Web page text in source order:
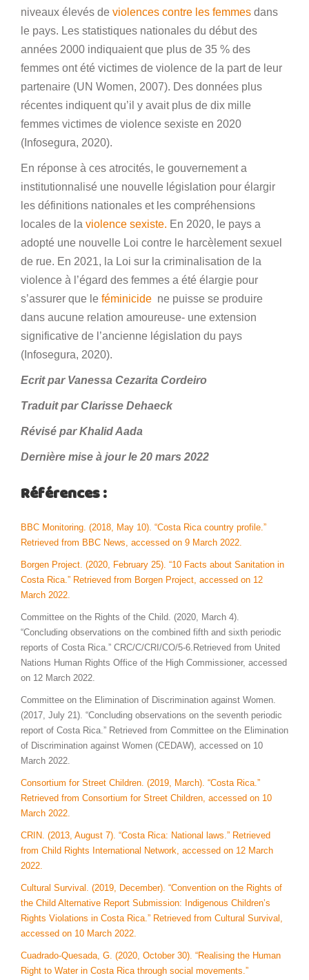
niveaux élevés de violences contre les femmes dans
le pays. Les statistiques nationales du début des
années 2000 indiquaient que plus de 35 % des
femmes ont été victimes de violence de la part de leur
partenaire (UN Women, 2007). Des données plus
récentes indiquent qu’il y avait plus de dix mille
femmes victimes de violence sexiste en 2020
(Infosegura, 2020).
En réponse à ces atrocités, le gouvernement a
institutionnalisé une nouvelle législation pour élargir
les définitions nationales et les compréhensions
locales de la violence sexiste. En 2020, le pays a
adopté une nouvelle Loi contre le harcèlement sexuel
de rue. En 2021, la Loi sur la criminalisation de la
violence à l’égard des femmes a été élargie pour
s’assurer que le féminicide ne puisse se produire
dans aucune relation amoureuse- une extension
significative de l’ancienne législation du pays
(Infosegura, 2020).
Ecrit par Vanessa Cezarita Cordeiro
Traduit par Clarisse Dehaeck
Révisé par Khalid Aada
Dernière mise à jour le 20 mars 2022
Références :
BBC Monitoring. (2018, May 10). “Costa Rica country profile.”
Retrieved from BBC News, accessed on 9 March 2022.
Borgen Project. (2020, February 25). “10 Facts about Sanitation in
Costa Rica.” Retrieved from Borgen Project, accessed on 12
March 2022.
Committee on the Rights of the Child. (2020, March 4).
“Concluding observations on the combined fifth and sixth periodic
reports of Costa Rica.” CRC/C/CRI/CO/5-6.Retrieved from United
Nations Human Rights Office of the High Commissioner, accessed
on 12 March 2022.
Committee on the Elimination of Discrimination against Women.
(2017, July 21). “Concluding observations on the seventh periodic
report of Costa Rica.” Retrieved from Committee on the Elimination
of Discrimination against Women (CEDAW), accessed on 10
March 2022.
Consortium for Street Children. (2019, March). “Costa Rica.”
Retrieved from Consortium for Street Children, accessed on 10
March 2022.
CRIN. (2013, August 7). “Costa Rica: National laws.” Retrieved
from Child Rights International Network, accessed on 12 March
2022.
Cultural Survival. (2019, December). “Convention on the Rights of
the Child Alternative Report Submission: Indigenous Children’s
Rights Violations in Costa Rica.” Retrieved from Cultural Survival,
accessed on 10 March 2022.
Cuadrado-Quesada, G. (2020, October 30). “Realising the Human
Right to Water in Costa Rica through social movements.”